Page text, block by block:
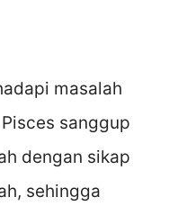
masalah
sanggup
dengan sikap
sehingga